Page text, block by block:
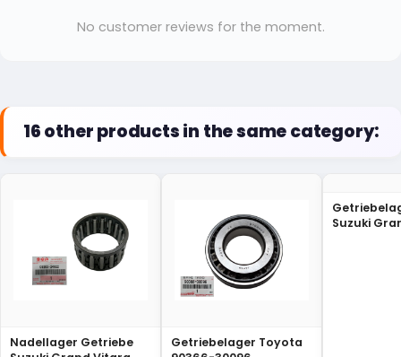
No customer reviews for the moment.
16 other products in the same category:
Nadellager Getriebe
Getriebelager Toyota
Suzuki